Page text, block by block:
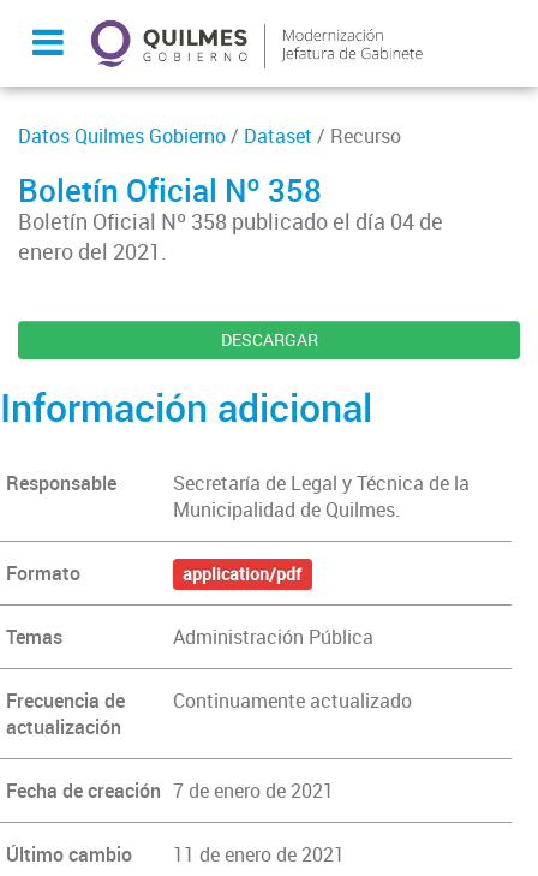
Datos Quilmes Gobierno/ Dataset / Recurso
Boletín Oficial Nº 358
Boletín Oficial Nº 358 publicado el día 04 de
enero del 2021.
DESCARGAR
Información adicional
Responsable
Secretaría de Legal y Técnica de la
Municipalidad de Quilmes.
Formato application/pdf
Temas Administración Pública
Frecuencia de
actualización
Continuamente actualizado
Fecha de creación 7 de enero de 2021
Último cambio 11 de enero de 2021